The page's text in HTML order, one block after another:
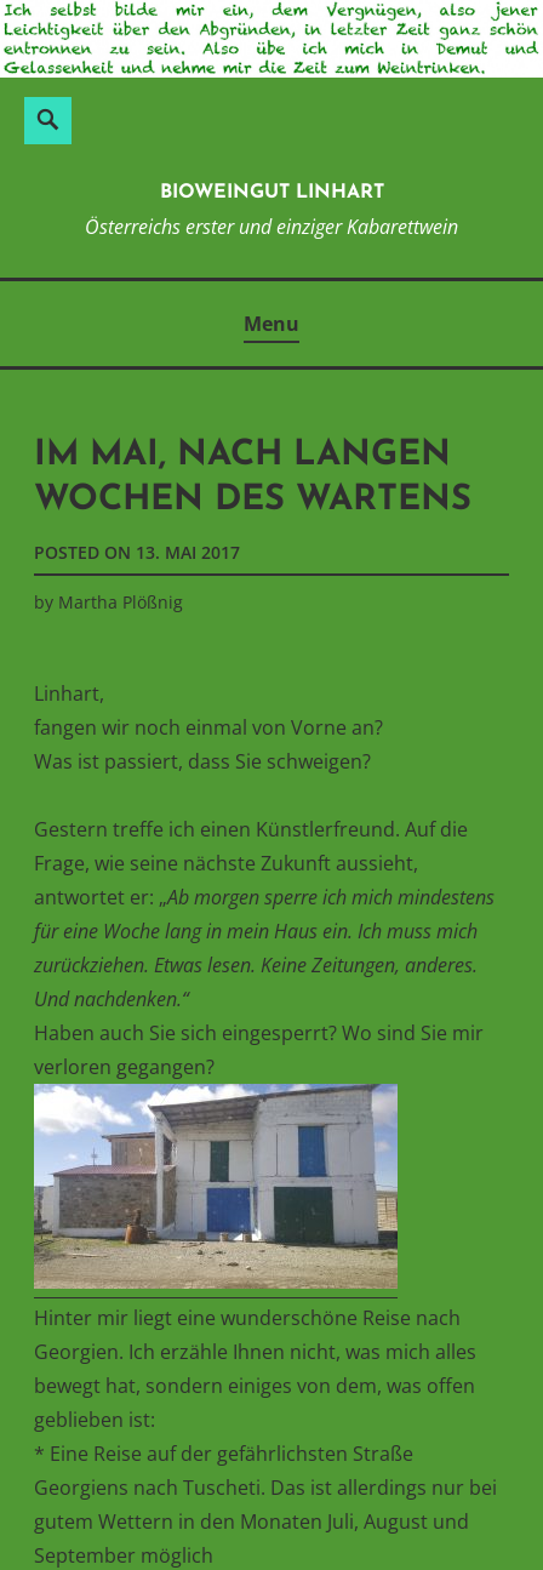
Skip
to
content
Search
BIOWEINGUT LINHART
Österreichs erster und einziger Kabarettwein
Menu
IM MAI, NACH LANGEN
WOCHEN DES WARTENS
POSTED ON 13. MAI 2017
by Martha Plößnig
Linhart,
fangen wir noch einmal von Vorne an?
Was ist passiert, dass Sie schweigen?
Gestern treffe ich einen Künstlerfreund. Auf die
Frage, wie seine nächste Zukunft aussieht,
antwortet er: „Ab morgen sperre ich mich mindestens
für eine Woche lang in mein Haus ein. Ich muss mich
zurückziehen. Etwas lesen. Keine Zeitungen, anderes.
Und nachdenken.“
Haben auch Sie sich eingesperrt? Wo sind Sie mir
verloren gegangen?
Hinter mir liegt eine wunderschöne Reise nach
Georgien. Ich erzähle Ihnen nicht, was mich alles
bewegt hat, sondern einiges von dem, was offen
geblieben ist:
* Eine Reise auf der gefährlichsten Straße
Georgiens nach Tuscheti. Das ist allerdings nur bei
gutem Wettern in den Monaten Juli, August und
September möglich